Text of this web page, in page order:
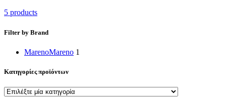
5 products
Filter by Brand
MarenoMareno 1
Κατηγορίες προϊόντων